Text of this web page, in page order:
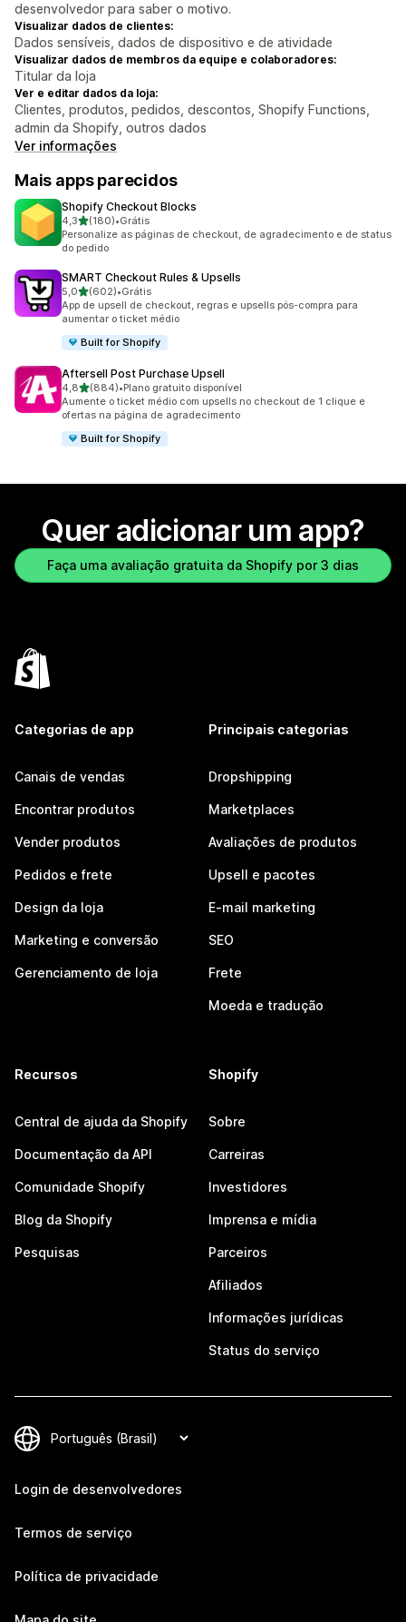
desenvolvedor para saber o motivo.
Visualizar dados de clientes:
Dados sensíveis, dados de dispositivo e de atividade
Visualizar dados de membros da equipe e colaboradores:
Titular da loja
Ver e editar dados da loja:
Clientes, produtos, pedidos, descontos, Shopify Functions,
admin da Shopify, outros dados
Ver informações
Mais apps parecidos
Shopify Checkout Blocks
4,3de 5 estrelas
(180)
180 avaliações ao todo
•Grátis
Personalize as páginas de checkout, de agradecimento e de status
do pedido
SMART Checkout Rules & Upsells
5,0de 5 estrelas
(602)
602 avaliações ao todo
•Grátis
App de upsell de checkout, regras e upsells pós-compra para
aumentar o ticket médio
Built for Shopify
Aftersell Post Purchase Upsell
4,8de 5 estrelas
(884)
884 avaliações ao todo
•Plano gratuito disponível
Aumente o ticket médio com upsells no checkout de 1 clique e
ofertas na página de agradecimento
Built for Shopify
Quer adicionar um app?
Faça uma avaliação gratuita da Shopify por 3 dias
Categorias de app
Canais de vendas
Encontrar produtos
Vender produtos
Pedidos e frete
Design da loja
Marketing e conversão
Gerenciamento de loja
Principais categorias
Dropshipping
Marketplaces
Avaliações de produtos
Upsell e pacotes
E-mail marketing
SEO
Frete
Moeda e tradução
Recursos
Central de ajuda da Shopify
Documentação da API
Comunidade Shopify
Blog da Shopify
Pesquisas
Shopify
Sobre
Carreiras
Investidores
Imprensa e mídia
Parceiros
Afiliados
Informações jurídicas
Status do serviço
Login de desenvolvedores
Termos de serviço
Política de privacidade